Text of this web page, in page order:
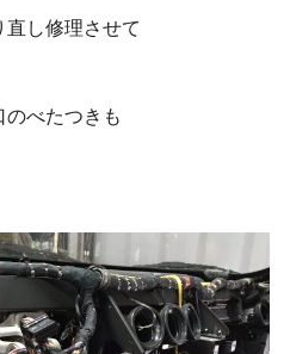
し修理させて
のべたつきも